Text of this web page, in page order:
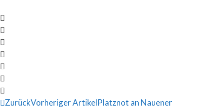
ZurückVorheriger ArtikelPlatznot an Nauener